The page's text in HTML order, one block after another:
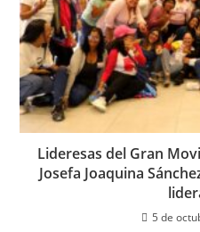
Lideresas del Gran
Josefa Joaquina
5 de